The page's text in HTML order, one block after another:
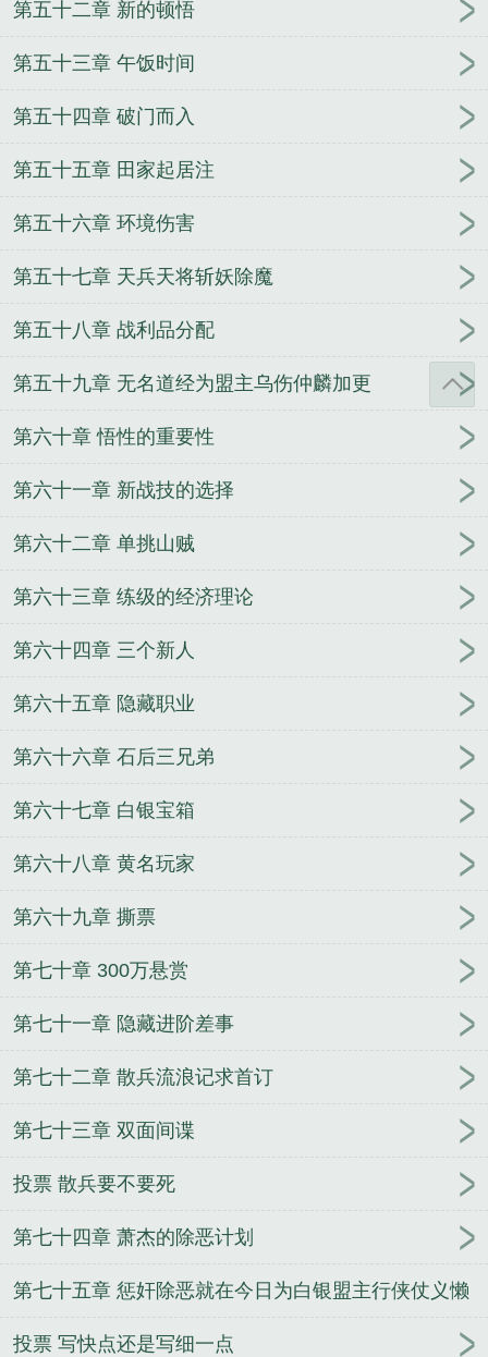
第五十二章 新的顿悟
第五十三章 午饭时间
第五十四章 破门而入
第五十五章 田家起居注
第五十六章 环境伤害
第五十七章 天兵天将斩妖除魔
第五十八章 战利品分配
第五十九章 无名道经为盟主乌伤仲麟加更
第六十章 悟性的重要性
第六十一章 新战技的选择
第六十二章 单挑山贼
第六十三章 练级的经济理论
第六十四章 三个新人
第六十五章 隐藏职业
第六十六章 石后三兄弟
第六十七章 白银宝箱
第六十八章 黄名玩家
第六十九章 撕票
第七十章 300万悬赏
第七十一章 隐藏进阶差事
第七十二章 散兵流浪记求首订
第七十三章 双面间谍
投票 散兵要不要死
第七十四章 萧杰的除恶计划
第七十五章 惩奸除恶就在今日为白银盟主行侠仗义懒
羊羊加更
投票 写快点还是写细一点